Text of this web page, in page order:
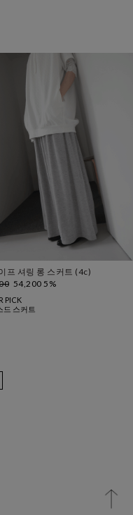
프 셔링 롱 스커트 (4c)
54,200 5%
PICK
드 스커트